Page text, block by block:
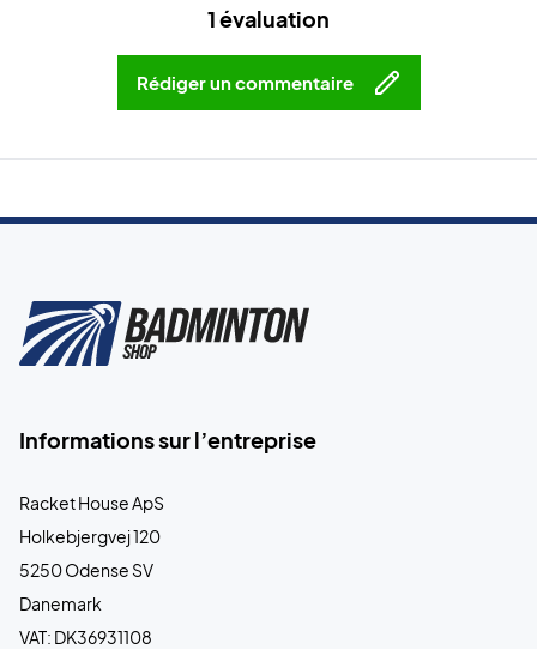
1 évaluation
Rédiger un commentaire
Informations sur l’entreprise
Racket House ApS
Holkebjergvej 120
5250 Odense SV
Danemark
VAT: DK36931108